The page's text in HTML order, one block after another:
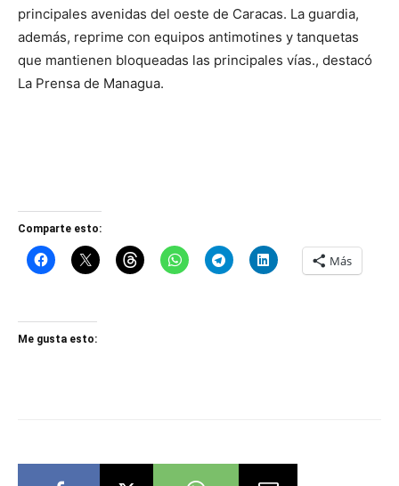
principales avenidas del oeste de Caracas. La guardia,
además, reprime con equipos antimotines y tanquetas
que mantienen bloqueadas las principales vías., destacó
La Prensa de Managua.
Comparte esto:
Más
Me gusta esto: